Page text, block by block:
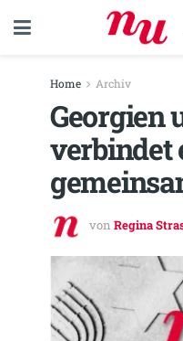
Home Archiv
Georgien
verbindet
von Regina